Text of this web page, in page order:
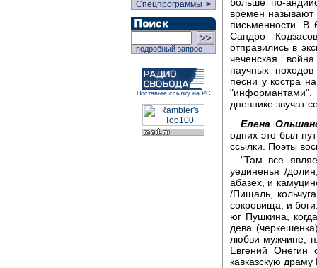
Спецпрограммы >
подробный запрос
Поставьте ссылку на РС
времен называют
письменности. В
Сандро
отправились в
чеченская
научных
песни у костра
дневнике звучат
Елена
одних это был
ссылки. Поэты
"Там все
уединенья /
абазех, и
/Пищаль,
сокровища, и
юг Пушкина,
дева
любви мужчине,
Евгений Онегин
кавказскую